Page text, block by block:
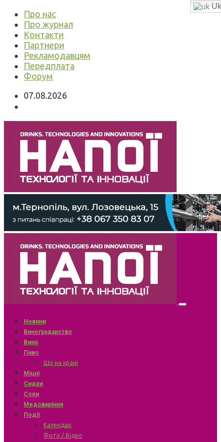
Про нас
Про журнал
Контакти
Партнери
Рекламодавцям
Передплата
Форум
07.08.2026
Новини
Виноградарство
Вино
Пиво
Що на крані
Міцні
Сидри
Соки
Медоваріння
Події
Календар
Фото / Відео